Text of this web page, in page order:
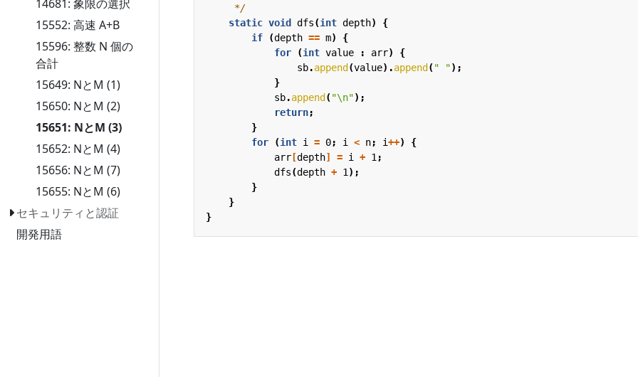
14681: 象限の選択
15552: 高速 A+B
15596: 整数 N 個の
合計
15649: NとM (1)
15650: NとM (2)
15651: NとM (3)
15652: NとM (4)
15656: NとM (7)
15655: NとM (6)
セキュリティと認証
開発用語
     */
static void dfs(int depth)
{
if
(depth == m)
{
for
(int value : arr)
{
sb.append (value).append (" ");
}
sb.append ("\n");
return;
}
for
(int i = 0; i < n; i++)
{
arr [depth] = i + 1 ;
dfs(depth + 1 );
}
}
}